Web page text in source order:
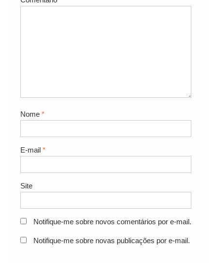
Nome *
E-mail *
Site
Notifique-me sobre novos comentários por e-mail.
Notifique-me sobre novas publicações por e-mail.